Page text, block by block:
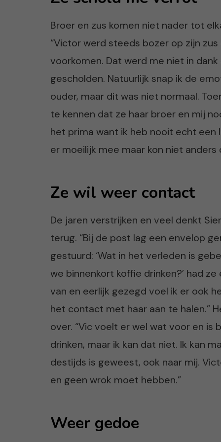
Broer en zus komen niet nader tot
“Victor werd steeds bozer op zijn
voorkomen. Dat werd me niet in
gescholden. Natuurlijk snap ik de
ouder, maar dit was niet normaal.
te kennen dat ze haar broer en mij
het prima want ik heb nooit echt een
er moeilijk mee maar kon niet anders
Ze wil weer contact
De jaren verstrijken en veel denkt
terug. “Bij de post lag een envelop
gestuurd: ‘Wat in het verleden is
we binnenkort koffie drinken?’ had
van en eerlijk gezegd voel ik er ook
het contact met haar aan te halen.”
over. “Vic voelt er wel wat voor en
drinken, maar ik kan dat niet. Ik kan
destijds is geweest, ook naar mij.
en geen wrok moet hebben.”
Weer gedoe